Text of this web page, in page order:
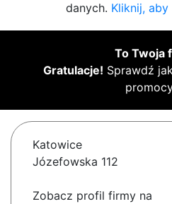
danych. Kliknij,
To Twoja
Gratulacje! Sprawdź
Katowice
Józefowska 112
Zobacz profil firmy na